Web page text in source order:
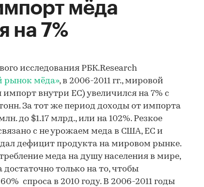
мёда
на 7%
исследования РБК.Research
рынок мёда», в 2006-2011 гг., мировой
внутри ЕС) увеличился на 7% с
За тот же период доходы от импорта
до $1.17 млрд., или на 102%. Резкое
с не урожаем меда в США, ЕС и
дефицит продукта на мировом рынке.
меда на душу населения в мире,
только на то, чтобы
спроса в 2010 году. В 2006-2011 годы